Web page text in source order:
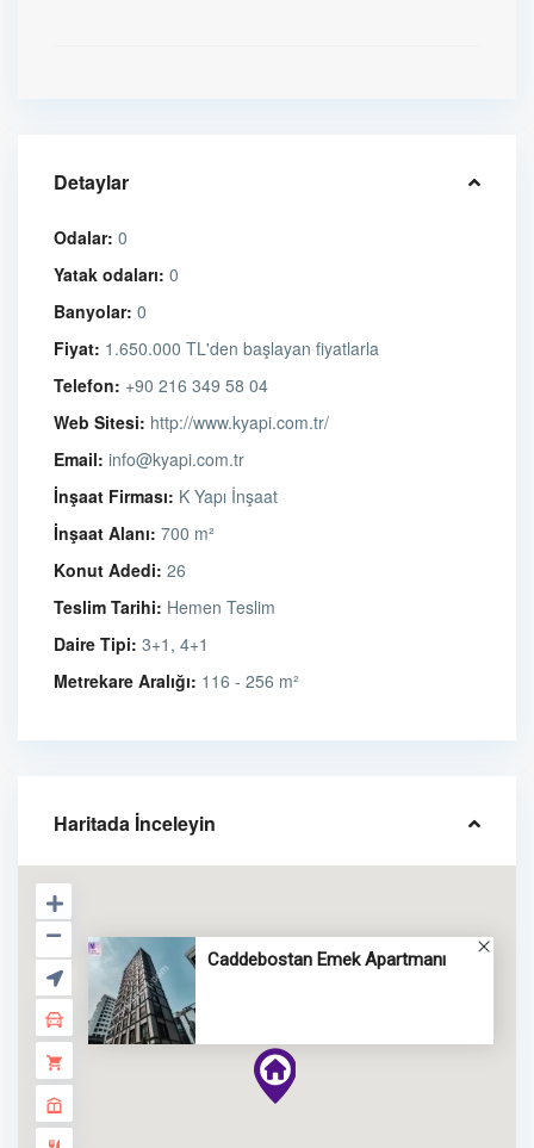
Detaylar
Odalar: 0
Yatak odaları: 0
Banyolar: 0
Fiyat: 1.650.000 TL'den başlayan fiyatlarla
Telefon: +90 216 349 58 04
Web Sitesi: http://www.kyapi.com.tr/
Email: info@kyapi.com.tr
İnşaat Firması: K Yapı İnşaat
İnşaat Alanı: 700 m²
Konut Adedi: 26
Teslim Tarihi: Hemen Teslim
Daire Tipi: 3+1, 4+1
Metrekare Aralığı: 116 - 256 m²
Haritada İnceleyin
Caddebostan Emek Apartmanı